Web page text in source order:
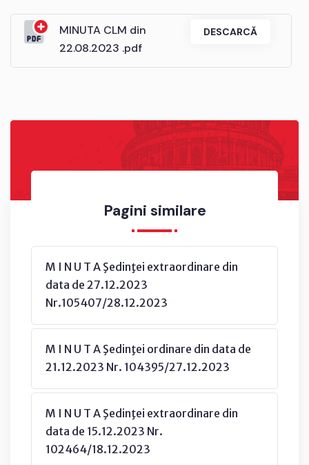
Pagini similare
M I N U T A Şedinţei extraordinare din
data de 27.12.2023
Nr.105407/28.12.2023
M I N U T A Şedinţei ordinare din data de
21.12.2023 Nr. 104395/27.12.2023
M I N U T A Şedinţei extraordinare din
data de 15.12.2023 Nr.
102464/18.12.2023
MINUTA CLM din
22.08.2023 .pdf
DESCARCĂ